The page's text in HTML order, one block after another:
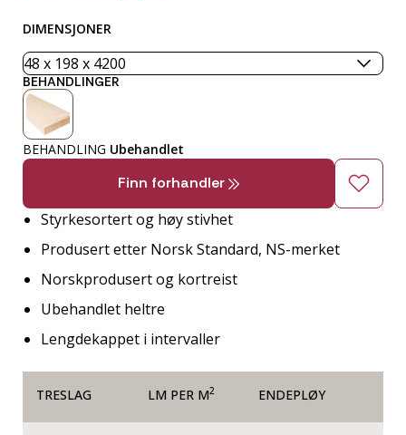
DIMENSJONER
BEHANDLINGER
BEHANDLING Ubehandlet
Finn forhandler
Styrkesortert og høy stivhet
Produsert etter Norsk Standard, NS-merket
Norskprodusert og kortreist
Ubehandlet heltre
Lengdekappet i intervaller
TRESLAG LM PER M2 ENDEPLØY